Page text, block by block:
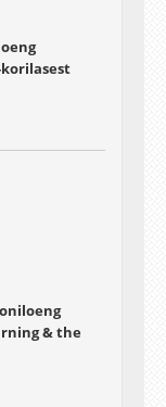
& the